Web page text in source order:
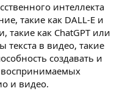
интеллекта
такие как DALL-E и
как ChatGPT или
текста в видео, такие
создавать и
воспринимаемых
и видео.